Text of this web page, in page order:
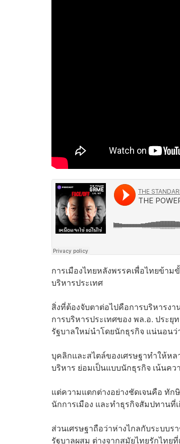
การเมืองไทยหลังพรรคเพื่อไทยข้าม
บริหารประเทศ
สิ่งที่ต้องจับตาต่อไปคือการบริหารง
การบริหารประเทศของ พล.อ. ประ
รัฐบาลใหม่นำโดยนักธุรกิจ แน่นอน
บุคลิกและสไตล์ของเศรษฐาทำให้ห
บริหาร ย่อมเป็นแบบนักธุรกิจ เน้นค
แต่ความแตกต่างอย่างชัดเจนคือ ทัก
นักการเมือง และทำธุรกิจสัมปทานที่
ส่วนเศรษฐาถือว่าห่างไกลกับระบบ
รัฐบาลผสม ต่างจากสมัยไทยรักไทย